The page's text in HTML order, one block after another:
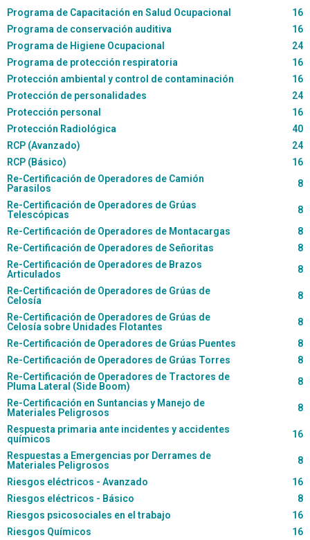
Programa de Capacitación en Salud Ocupacional
16
Programa de conservación auditiva
16
Programa de Higiene Ocupacional
24
Programa de protección respiratoria
16
Protección ambiental y control de contaminación
16
Protección de personalidades
24
Protección personal
16
Protección Radiológica
40
RCP (Avanzado)
24
RCP (Básico)
16
Re-Certificación de Operadores de Camión
Parasilos
8
Re-Certificación de Operadores de Grúas
Telescópicas
8
Re-Certificación de Operadores de Montacargas
8
Re-Certificación de Operadores de Señoritas
8
Re-Certificación de Operadores de Brazos
Articulados
8
Re-Certificación de Operadores de Grúas de
Celosía
8
Re-Certificación de Operadores de Grúas de
Celosía sobre Unidades Flotantes
8
Re-Certificación de Operadores de Grúas Puentes
8
Re-Certificación de Operadores de Grúas Torres
8
Re-Certificación de Operadores de Tractores de
Pluma Lateral (Side Boom)
8
Re-Certificación en Suntancias y Manejo de
Materiales Peligrosos
8
Respuesta primaria ante incidentes y accidentes
químicos
16
Respuestas a Emergencias por Derrames de
Materiales Peligrosos
8
Riesgos eléctricos - Avanzado
16
Riesgos eléctricos - Básico
8
Riesgos psicosociales en el trabajo
16
Riesgos Químicos
16